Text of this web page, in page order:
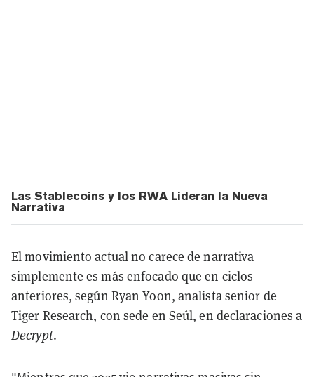
Las Stablecoins y los RWA Lideran la Nueva
Narrativa
El movimiento actual no carece de narrativa—
simplemente es más enfocado que en ciclos
anteriores, según Ryan Yoon, analista senior de
Tiger Research, con sede en Seúl, en declaraciones a
Decrypt.